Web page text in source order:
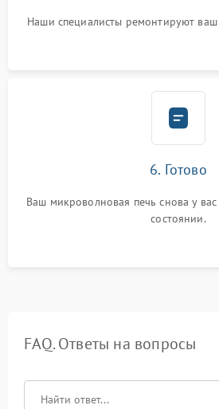
Наши специалисты ремонтируют
6. Готово
Ваш микроволновая печь снова у
состоянии.
FAQ. Ответы на вопросы